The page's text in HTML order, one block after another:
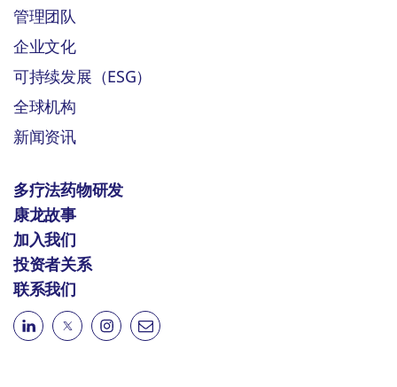
管理团队
企业文化
可持续发展（ESG）
全球机构
新闻资讯
多疗法药物研发
康龙故事
加入我们
投资者关系
联系我们